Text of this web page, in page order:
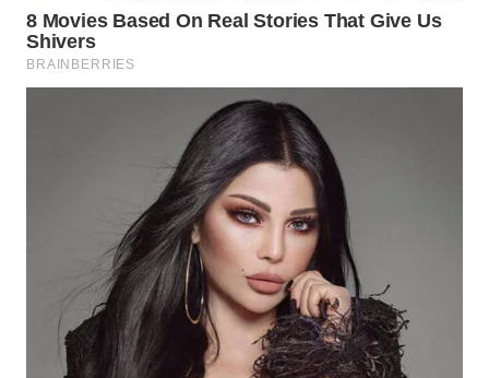
LESUNG
WN
LABUHANBATU
WN
TAPANULI
TENGAH